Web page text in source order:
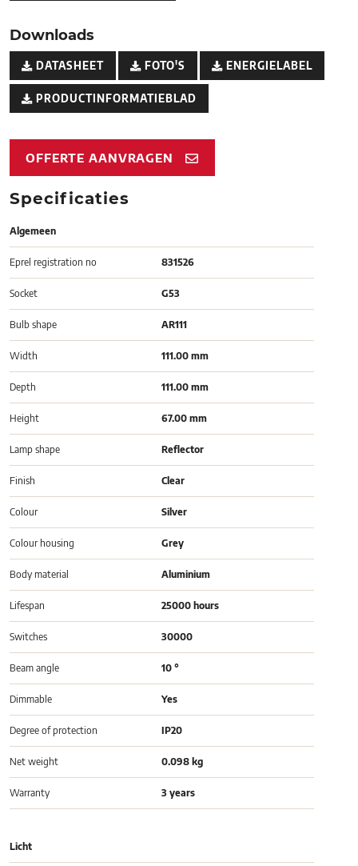
Downloads
DATASHEET FOTO'S ENERGIELABEL
PRODUCTINFORMATIEBLAD
OFFERTE AANVRAGEN
Specificaties
Algemeen
Eprel registration no 831526
Socket G53
Bulb shape AR111
Width 111.00 mm
Depth 111.00 mm
Height 67.00 mm
Lamp shape Reflector
Finish Clear
Colour Silver
Colour housing Grey
Body material Aluminium
Lifespan 25000 hours
Switches 30000
Beam angle 10 °
Dimmable Yes
Degree of protection IP20
Net weight 0.098 kg
Warranty 3 years
Licht